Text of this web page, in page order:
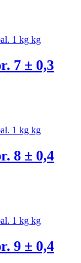
7 ± 0,3
8 ± 0,4
9 ± 0,4